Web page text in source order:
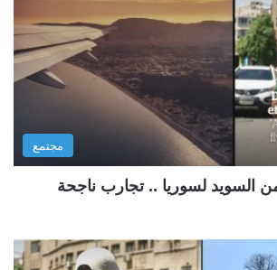
مجتمع
السويد لسوريا .. تجارب ناجحة